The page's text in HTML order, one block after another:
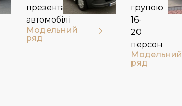
презентабельні
автомобілі
Модельний
ряд
групою
16-
20
персон​
Модельний
ряд